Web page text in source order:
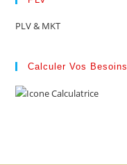
PLV & MKT
Calculer Vos Besoins